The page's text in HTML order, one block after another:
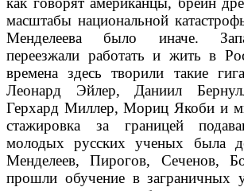
масштабы национальной
Менделеева было иначе.
переезжали работать и жить в
времена здесь творили такие
Леонард Эйлер, Даниил
Герхард Миллер, Мориц Якоби и
стажировка за границей
молодых русских ученых была
Менделеев, Пирогов, Сеченов,
прошли обучение в заграничных